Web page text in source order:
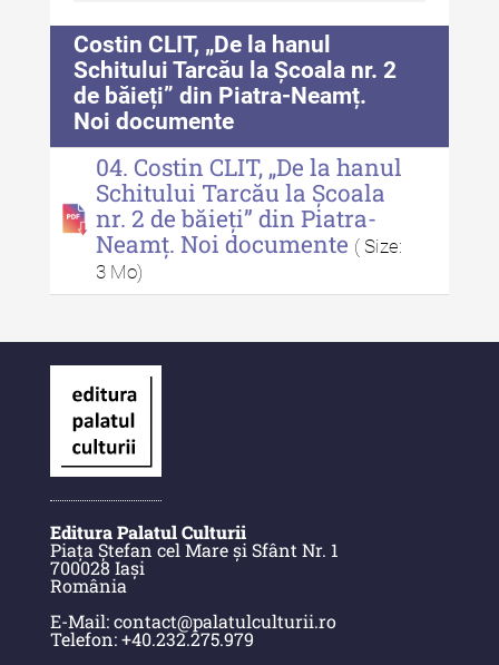
Muzeului de Istorie a Moldovei -
XXIII / 2017
Buletinul ”Ioan Neculce” al
Muzeului de Istorie a Moldovei -
XXII / 2016
Indexul Complet
Anuarul Muzeului Etnografic al
Moldovei
Moldovei - XXII / 2022
Anuarul Muzeului Etnografic al
Moldovei - XXI / 2021
Anuarul Muzeului Etnografic al
Moldovei - XX / 2020
Indexul Complet
Buletinul Muzeului Științei și
Tehnicii ”Ștefan Procopiu”
Costin CLIT, „De la hanul
Schitului Tarcău la Școala nr. 2
de băieți” din Piatra-Neamț.
Noi documente
04. Costin CLIT, „De la hanul
Schitului Tarcău la Școala
nr. 2 de băieți” din Piatra-
Neamț. Noi documente ( Size:
3 Mo)
Editura Palatul Culturii
Piața Ștefan cel Mare și Sfânt Nr. 1
700028 Iași
România
E-Mail: contact@palatulculturii.ro
Telefon: +40.232.275.979